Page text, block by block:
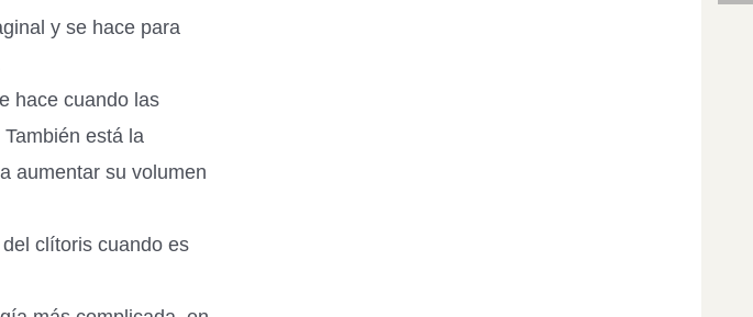
y se hace para
hace cuando las
está la
aumentar su volumen
clítoris cuando es